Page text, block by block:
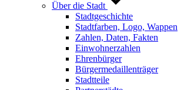
Über die Stadt
Stadtgeschichte
Stadtfarben, Logo, Wappen
Zahlen, Daten, Fakten
Einwohnerzahlen
Ehrenbürger
Bürgermedaillenträger
Stadtteile